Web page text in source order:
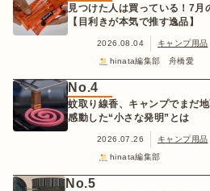
見つけた人は買っている！7月
【目利きが本気で推す逸品】
2026.08.04
キャンプ用品
hinata編集部 舟橋愛
No.4
蚊取り線香、キャンプでまだ
感動した“小さな発明”とは
2026.07.26
キャンプ用品
hinata編集部
No.5